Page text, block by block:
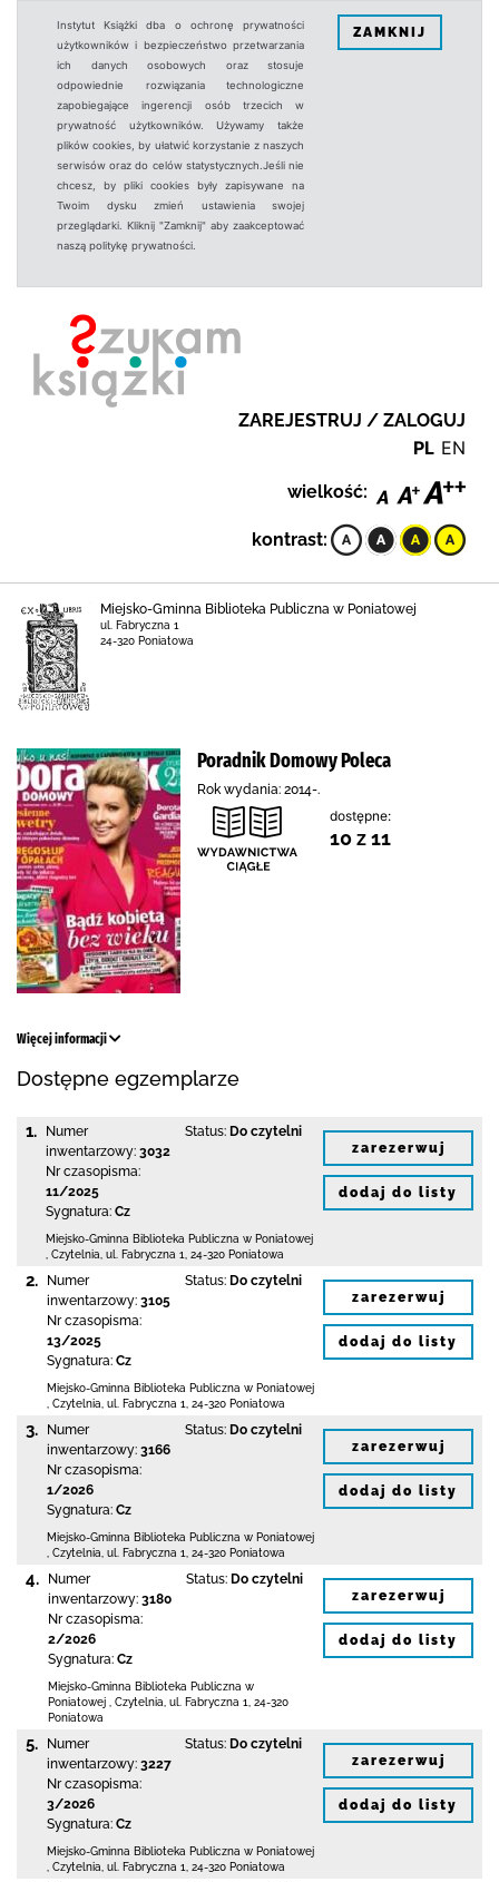
Instytut Książki dba o ochronę prywatności
użytkowników i bezpieczeństwo przetwarzania
ich danych osobowych oraz stosuje
odpowiednie rozwiązania technologiczne
zapobiegające ingerencji osób trzecich w
prywatność użytkowników. Używamy także
plików cookies, by ułatwić korzystanie z naszych
serwisów oraz do celów statystycznych.Jeśli nie
chcesz, by pliki cookies były zapisywane na
Twoim dysku zmień ustawienia swojej
przeglądarki. Kliknij "Zamknij" aby zaakceptować
naszą politykę prywatności.
ZAMKNIJ
ZAREJESTRUJ / ZALOGUJ
PL EN
wielkość:
kontrast:
Miejsko-Gminna Biblioteka Publiczna w Poniatowej
ul. Fabryczna 1
24-320 Poniatowa
Poradnik Domowy Poleca
Rok wydania: 2014-.
dostępne:
10 z 11
Więcej informacji
Dostępne egzemplarze
1.
Numer
inwentarzowy: 3032
Nr czasopisma:
11/2025
Sygnatura: Cz
Status: Do czytelni
Miejsko-Gminna Biblioteka Publiczna w Poniatowej
Czytelnia, ul. Fabryczna 1 24-320 Poniatowa
zarezerwuj
dodaj do listy
2.
Numer
inwentarzowy: 3105
Nr czasopisma:
13/2025
Sygnatura: Cz
Status: Do czytelni
Miejsko-Gminna Biblioteka Publiczna w Poniatowej
Czytelnia, ul. Fabryczna 1 24-320 Poniatowa
zarezerwuj
dodaj do listy
3.
Numer
inwentarzowy: 3166
Nr czasopisma:
1/2026
Sygnatura: Cz
Status: Do czytelni
Miejsko-Gminna Biblioteka Publiczna w Poniatowej
Czytelnia, ul. Fabryczna 1 24-320 Poniatowa
zarezerwuj
dodaj do listy
4.
Numer
inwentarzowy: 3180
Nr czasopisma:
2/2026
Sygnatura: Cz
Status: Do czytelni
Miejsko-Gminna Biblioteka Publiczna w
Poniatowej
Czytelnia, ul. Fabryczna 1
24-320
Poniatowa
zarezerwuj
dodaj do listy
5.
Numer
inwentarzowy: 3227
Nr czasopisma:
3/2026
Sygnatura: Cz
Status: Do czytelni
Miejsko-Gminna Biblioteka Publiczna w Poniatowej
Czytelnia, ul. Fabryczna 1 24-320 Poniatowa
zarezerwuj
dodaj do listy